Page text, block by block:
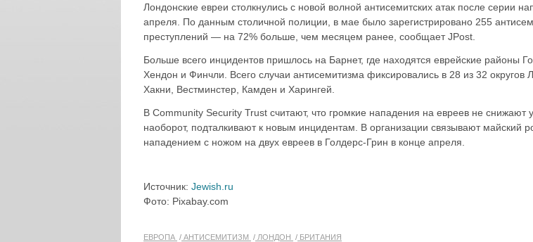
Лондонские евреи столкнулись с новой волной антисемитских атак после серии
апреля. По данным столичной полиции, в мае было зарегистрировано 255
преступлений — на 72% больше, чем месяцем ранее, сообщает JPost.
Больше всего инцидентов пришлось на Барнет, где находятся еврейские районы
Хендон и Финчли. Всего случаи антисемитизма фиксировались в 28 из 32 округов
Хакни, Вестминстер, Камден и Харингей.
В Community Security Trust считают, что громкие нападения на евреев не снижают
наоборот, подталкивают к новым инцидентам. В организации связывают майский
нападением с ножом на двух евреев в Голдерс-Грин в конце апреля.
Источник: Jewish.ru
Фото: Pixabay.com
ЕВРОПА АНТИСЕМИТИЗМ ЛОНДОН БРИТАНИЯ